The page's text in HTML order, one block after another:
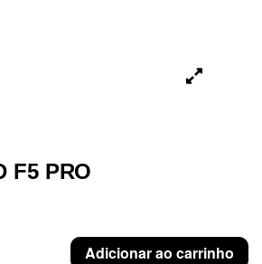
F5 PRO
Adicionar ao carrinho